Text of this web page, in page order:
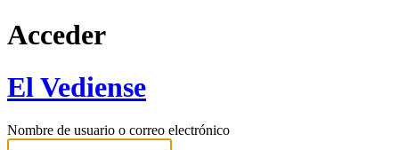
Acceder
El Vediense
Nombre de usuario o correo electrónico